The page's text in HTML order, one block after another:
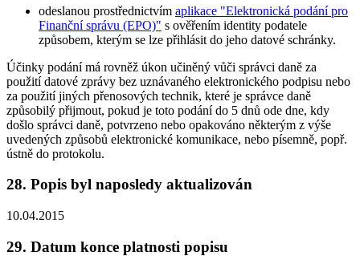
odeslanou prostřednictvím aplikace "Elektronická podání pro
Finanční správu (EPO)" s ověřením identity podatele
způsobem, kterým se lze přihlásit do jeho datové schránky.
Účinky podání má rovněž úkon učiněný vůči správci daně za
použití datové zprávy bez uznávaného elektronického podpisu nebo
za použití jiných přenosových technik, které je správce daně
způsobilý přijmout, pokud je toto podání do 5 dnů ode dne, kdy
došlo správci daně, potvrzeno nebo opakováno některým z výše
uvedených způsobů elektronické komunikace, nebo písemně, popř.
ústně do protokolu.
28. Popis byl naposledy aktualizován
10.04.2015
29. Datum konce platnosti popisu